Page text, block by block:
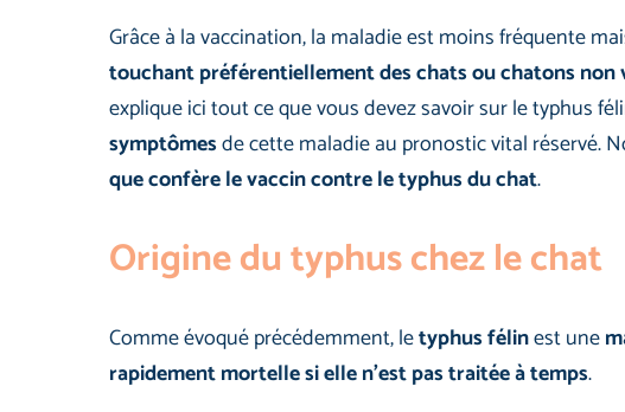
Grâce à la vaccination, la maladie est moins fréquente
touchant préférentiellement des chats ou chatons non
explique ici tout ce que vous devez savoir sur le typhus
symptômesde cette maladie au pronostic vital réservé.
que confère le vaccin contre le typhus du chat.
Origine du typhus chez le chat
Comme évoqué précédemment, letyphus félinest une
rapidement mortelle si elle n’est pas traitée à temps.